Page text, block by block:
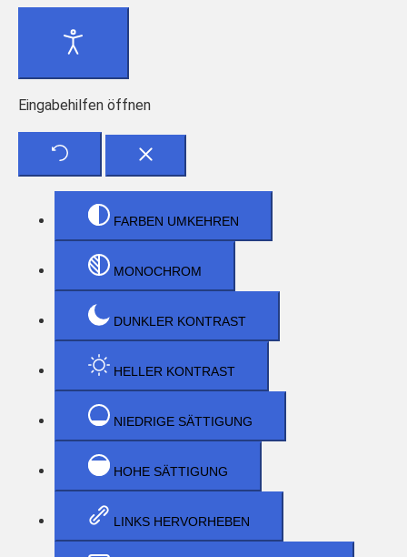
Eingabehilfen öffnen
FARBEN UMKEHREN
MONOCHROM
DUNKLER KONTRAST
HELLER KONTRAST
NIEDRIGE SÄTTIGUNG
HOHE SÄTTIGUNG
LINKS HERVORHEBEN